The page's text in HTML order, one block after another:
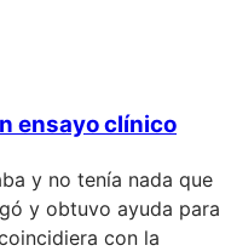
ensayo clínico
y no tenía nada que
y obtuvo ayuda para
con la